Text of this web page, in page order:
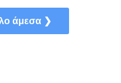
άμεσα ❯